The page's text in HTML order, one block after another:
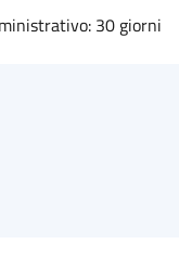
30 giorni